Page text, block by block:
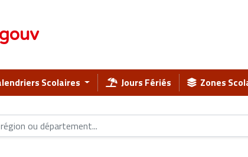
gouv
Scolaires Jours Fériés Zones